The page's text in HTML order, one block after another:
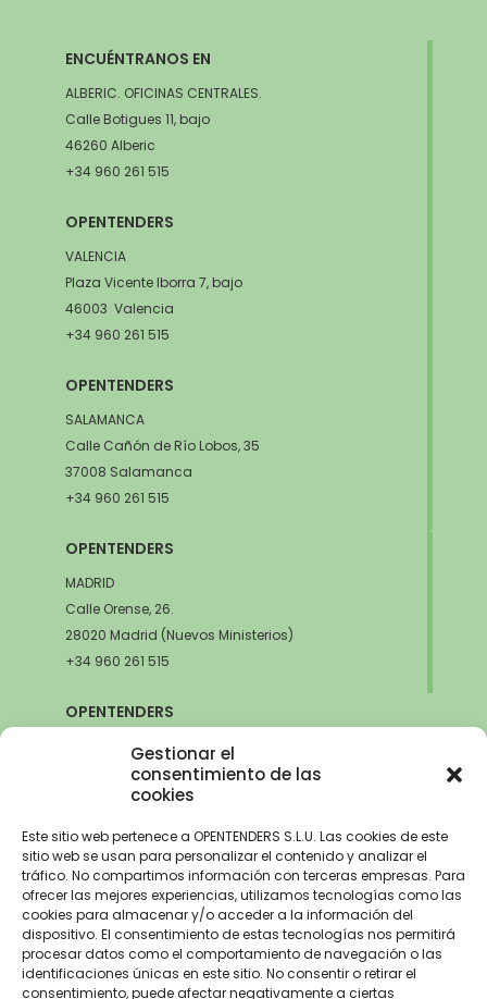
Gestionar el
consentimiento de las
cookies
Este sitio web pertenece a OPENTENDERS S.L.U. Las cookies de este
sitio web se usan para personalizar el contenido y analizar el
tráfico. No compartimos información con terceras empresas. Para
ofrecer las mejores experiencias, utilizamos tecnologías como las
cookies para almacenar y/o acceder a la información del
dispositivo. El consentimiento de estas tecnologías nos permitirá
procesar datos como el comportamiento de navegación o las
identificaciones únicas en este sitio. No consentir o retirar el
consentimiento, puede afectar negativamente a ciertas
ENCUÉNTRANOS EN
ALBERIC. OFICINAS CENTRALES.
Calle Botigues 11, bajo
46260 Alberic
+34 960 261 515
OPENTENDERS
VALENCIA
Plaza Vicente Iborra 7, bajo
46003 Valencia
+34 960 261 515
OPENTENDERS
SALAMANCA
Calle Cañón de Río Lobos, 35
37008 Salamanca
+34 960 261 515
OPENTENDERS
MADRID
Calle Orense, 26.
28020 Madrid (Nuevos Ministerios)
+34 960 261 515
OPENTENDERS
Avda. de la Innovación, 6
41020 Sevilla
Aviso Legal–Política de Privacidad–Política de Cookies –Trabaja con
nosotros
OPENTENDERS, S.L. ha recibido una ayuda de 2900€ para